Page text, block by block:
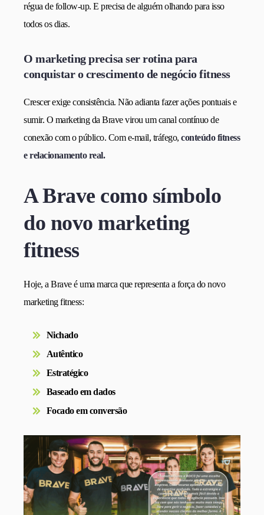
régua de follow-up. E precisa de alguém olhando para isso
todos os dias.
O marketing precisa ser rotina para
conquistar o crescimento de negócio fitness
Crescer exige consistência. Não adianta fazer ações pontuais e
sumir. O marketing da Brave virou um canal contínuo de
conexão com o público. Com e-mail, tráfego,conteúdo fitness
e relacionamento real.
A Brave como símbolo
do novo marketing
fitness
Hoje, a Brave é uma marca que representa a força do novo
marketing fitness:
Nichado
Autêntico
Estratégico
Baseado em dados
Focado em conversão